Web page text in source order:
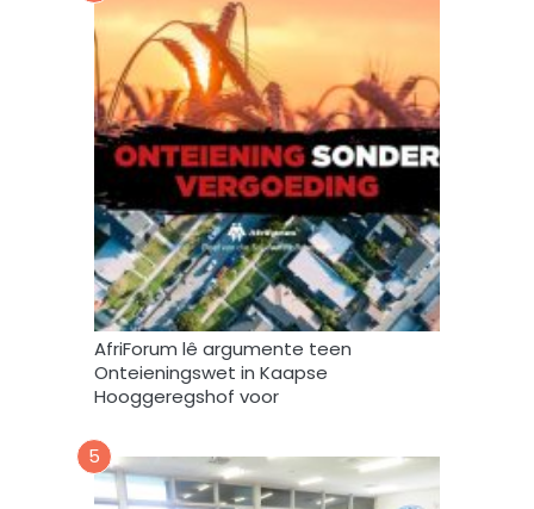
k
,
s
t
o
o
e
n
g
e
b
r
u
i
k
AfriForum lê argumente teen
Onteieningswet in Kaapse
Hooggeregshof voor
5